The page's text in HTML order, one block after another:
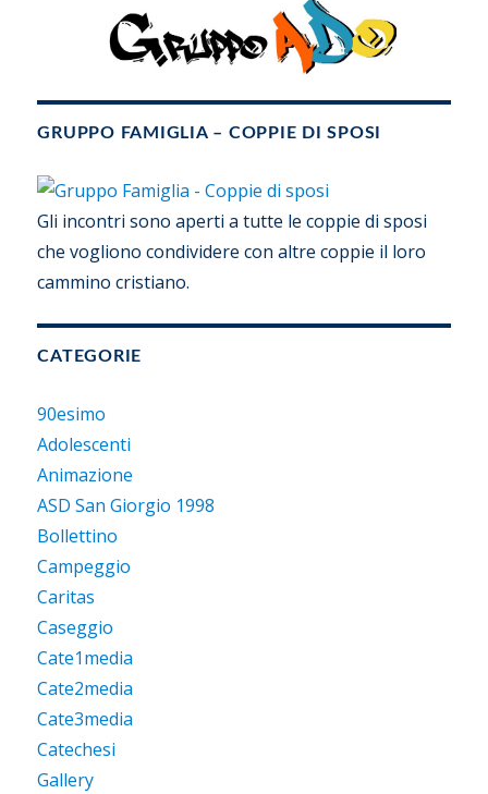
GRUPPO FAMIGLIA – COPPIE DI SPOSI
Gli incontri sono aperti a tutte le coppie di sposi
che vogliono condividere con altre coppie il loro
cammino cristiano.
CATEGORIE
90esimo
Adolescenti
Animazione
ASD San Giorgio 1998
Bollettino
Campeggio
Caritas
Caseggio
Cate1media
Cate2media
Cate3media
Catechesi
Gallery